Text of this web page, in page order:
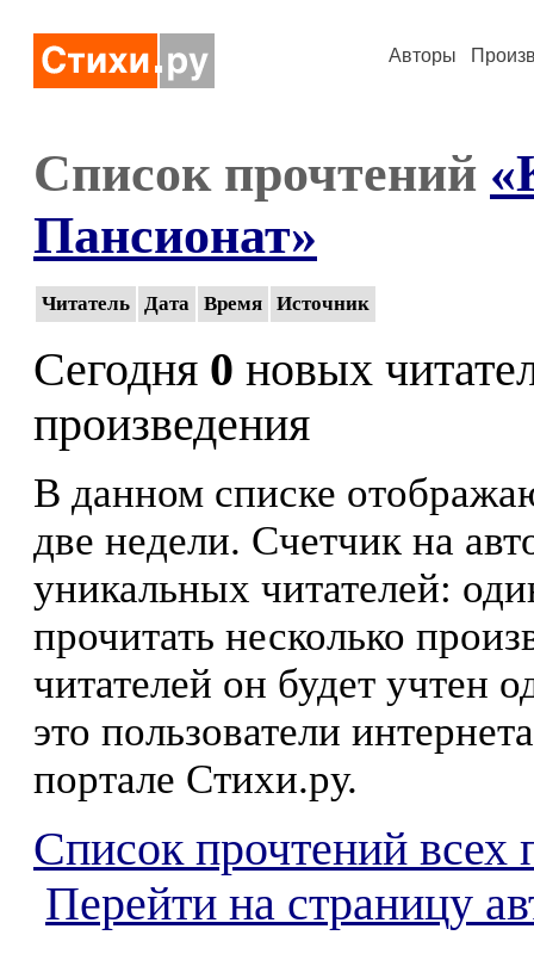
Авторы
Список прочтений
Пансионат»
Читатель Дата Время Источник
Сегодня 0 новых
произведения
В данном списке
две недели. Счетчик на
уникальных читателей:
прочитать несколько
читателей он будет учтен
это пользователи
портале Стихи.ру.
Список прочтений всех
Перейти на страницу